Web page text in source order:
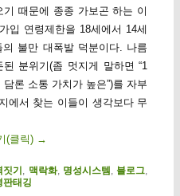
때문에 종종 가보곤 하는 이
입 연령제한을 18세에서 14세
불만 대폭발 덕분이다. 나름
분위기(좀 멋지게 말하면 “1
론 소통 가치가 높은”)를 자부
에서 찾는 이들이 생각보다 무
(클릭) →
짓기 맥락화, 명성시스템 블로그
판태깅